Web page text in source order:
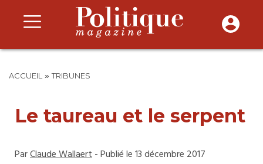
ACCUEIL »TRIBUNES
Le taureau et le serpent
ParClaude Wallaert- Publié le 13 décembre 2017